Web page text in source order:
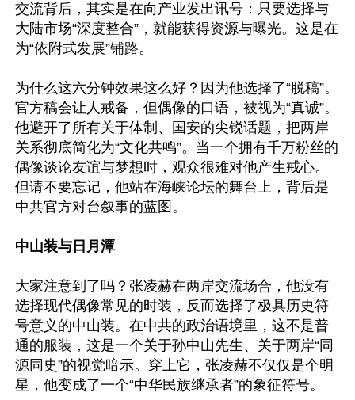
交流背后，其实是在向产业发出讯号：只要选择与
大陆市场“深度整合”，就能获得资源与曝光。这是在
为“依附式发展”铺路。
为什么这六分钟效果这么好？因为他选择了“脱稿”。
官方稿会让人戒备，但偶像的口语，被视为“真诚”。
他避开了所有关于体制、国安的尖锐话题，把两岸
关系彻底简化为“文化共鸣”。当一个拥有千万粉丝的
偶像谈论友谊与梦想时，观众很难对他产生戒心。
但请不要忘记，他站在海峡论坛的舞台上，背后是
中共官方对台叙事的蓝图。
中山装与日月潭
大家注意到了吗？张凌赫在两岸交流场合，他没有
选择现代偶像常见的时装，反而选择了极具历史符
号意义的中山装。在中共的政治语境里，这不是普
通的服装，这是一个关于孙中山先生、关于两岸“同
源同史”的视觉暗示。穿上它，张凌赫不仅仅是个明
星，他变成了一个“中华民族继承者”的象征符号。